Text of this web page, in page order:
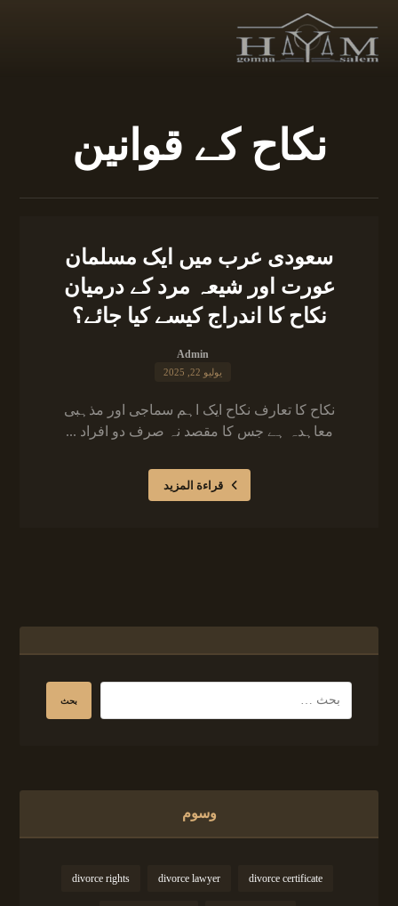
نکاح کے قوانین
سعودی عرب میں ایک مسلمان
عورت اور شیعہ مرد کے درمیان
نکاح کا اندراج کیسے کیا جائے؟
Admin
يوليو 22, 2025
نکاح کا تعارف نکاح ایک اہم سماجی اور مذہبی
معاہدہ ہے جس کا مقصد نہ صرف دو افراد ...
قراءة المزيد
وسوم
divorce certificate
divorce lawyer
divorce rights